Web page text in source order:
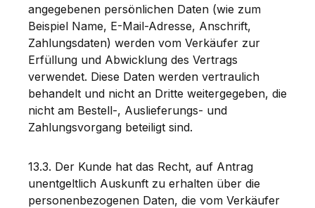
angegebenen persönlichen Daten (wie zum
Beispiel Name, E-Mail-Adresse, Anschrift,
Zahlungsdaten) werden vom Verkäufer zur
Erfüllung und Abwicklung des Vertrags
verwendet. Diese Daten werden vertraulich
behandelt und nicht an Dritte weitergegeben, die
nicht am Bestell-, Auslieferungs- und
Zahlungsvorgang beteiligt sind.
13.3. Der Kunde hat das Recht, auf Antrag
unentgeltlich Auskunft zu erhalten über die
personenbezogenen Daten, die vom Verkäufer